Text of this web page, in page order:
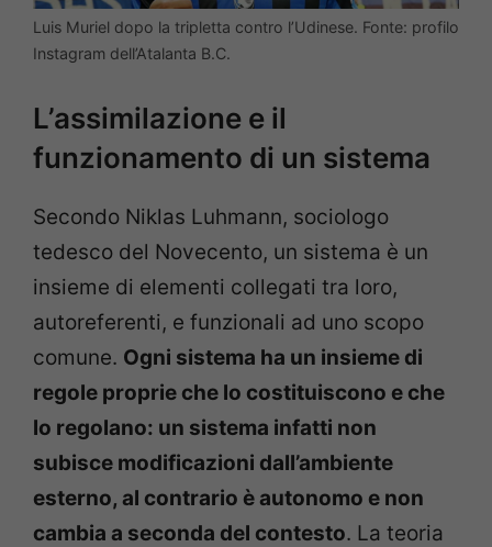
Luis Muriel dopo la tripletta contro l’Udinese. Fonte: profilo
Instagram dell’Atalanta B.C.
L’assimilazione e il
funzionamento di un sistema
Secondo Niklas Luhmann, sociologo
tedesco del Novecento, un sistema è un
insieme di elementi collegati tra loro,
autoreferenti, e funzionali ad uno scopo
comune. Ogni sistema ha un insieme di
regole proprie che lo costituiscono e che
lo regolano: un sistema infatti non
subisce modificazioni dall’ambiente
esterno, al contrario è autonomo e non
cambia a seconda del contesto. La teoria